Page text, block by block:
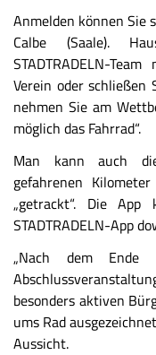
Anmelden können Sie
Calbe (Saale).
STADTRADELN-
Verein oder schließen
nehmen Sie am
möglich das Fahrrad“.
Man kann auch die
gefahrenen
„getrackt“. Die App
STADTRADELN-App
„Nach dem Ende
besonders aktiven
ums Rad
Aussicht.